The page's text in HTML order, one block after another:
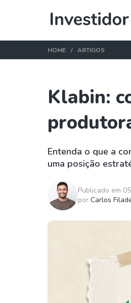
Assuntos do
Índice
Ibovespa
Ações
Taesa
Itausa
Ambev
Petrobrás
Ver todos
HOME ARTIGOS
Klabin:
Entenda o que a
uma posição
Publicado em
por Carlos